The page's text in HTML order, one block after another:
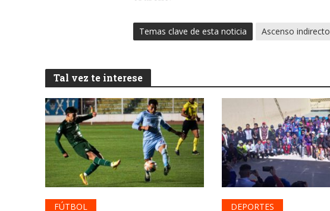
Temas clave de esta noticia Ascenso indirecto
Tal vez te interese
FÚTBOL DEPORTES